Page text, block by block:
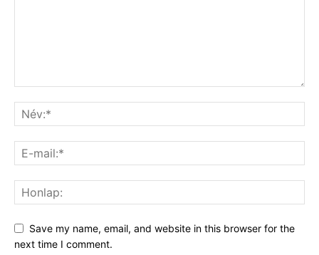
Save my name, email, and website in this browser for the
next time I comment.